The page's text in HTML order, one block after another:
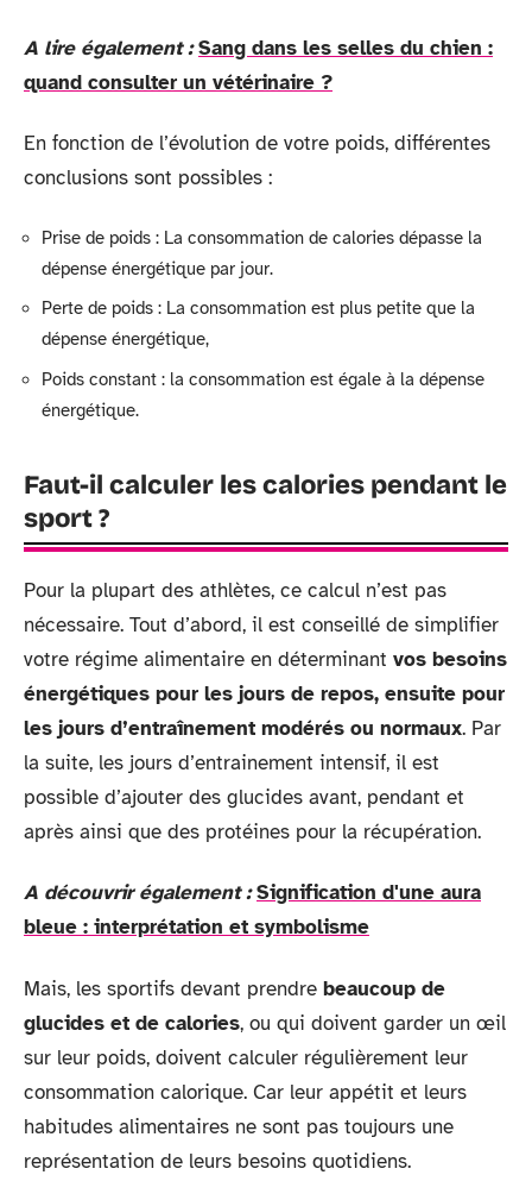
A lire également : Sang dans les selles du chien :
quand consulter un vétérinaire ?
En fonction de l’évolution de votre poids, différentes
conclusions sont possibles :
Prise de poids : La consommation de calories dépasse la
dépense énergétique par jour.
Perte de poids : La consommation est plus petite que la
dépense énergétique,
Poids constant : la consommation est égale à la dépense
énergétique.
Faut-il calculer les calories pendant le
sport ?
Pour la plupart des athlètes, ce calcul n’est pas
nécessaire. Tout d’abord, il est conseillé de simplifier
votre régime alimentaire en déterminant vos besoins
énergétiques pour les jours de repos, ensuite pour
les jours d’entraînement modérés ou normaux. Par
la suite, les jours d’entrainement intensif, il est
possible d’ajouter des glucides avant, pendant et
après ainsi que des protéines pour la récupération.
A découvrir également : Signification d'une aura
bleue : interprétation et symbolisme
Mais, les sportifs devant prendre beaucoup de
glucides et de calories, ou qui doivent garder un œil
sur leur poids, doivent calculer régulièrement leur
consommation calorique. Car leur appétit et leurs
habitudes alimentaires ne sont pas toujours une
représentation de leurs besoins quotidiens.